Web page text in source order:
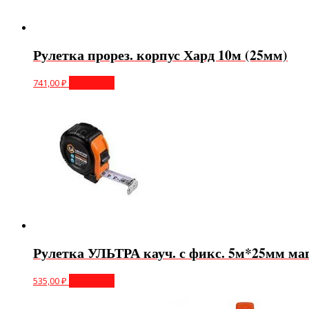
Рулетка прорез. корпус Хард 10м (25мм)
741,00₽
Рулетка УЛЬТРА кауч. с фикс. 5м*25мм
535,00₽